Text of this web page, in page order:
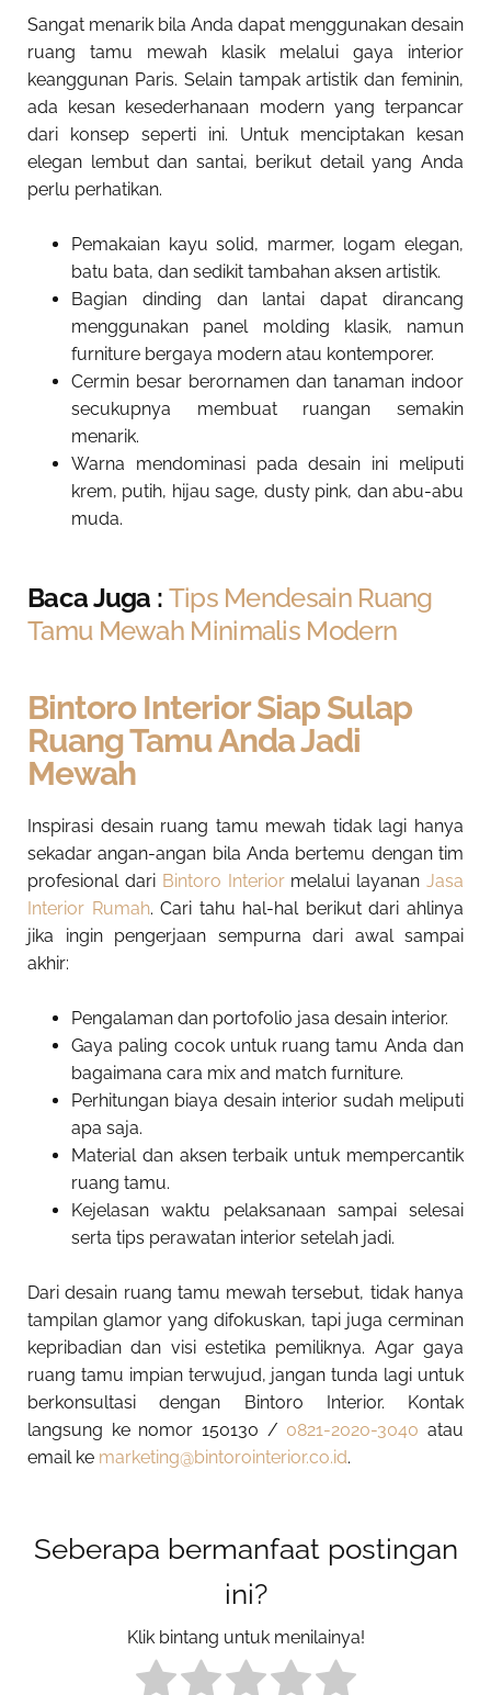
Sangat menarik bila Anda dapat menggunakan desain
ruang tamu mewah klasik melalui gaya interior
keanggunan Paris. Selain tampak artistik dan feminin,
ada kesan kesederhanaan modern yang terpancar
dari konsep seperti ini. Untuk menciptakan kesan
elegan lembut dan santai, berikut detail yang Anda
perlu perhatikan.
Pemakaian kayu solid, marmer, logam elegan,
batu bata, dan sedikit tambahan aksen artistik.
Bagian dinding dan lantai dapat dirancang
menggunakan panel molding klasik, namun
furniture bergaya modern atau kontemporer.
Cermin besar berornamen dan tanaman indoor
secukupnya membuat ruangan semakin
menarik.
Warna mendominasi pada desain ini meliputi
krem, putih, hijau sage, dusty pink, dan abu-abu
muda.
Baca Juga : Tips Mendesain Ruang
Tamu Mewah Minimalis Modern
Bintoro Interior Siap Sulap
Ruang Tamu Anda Jadi
Mewah
Inspirasi desain ruang tamu mewah tidak lagi hanya
sekadar angan-angan bila Anda bertemu dengan tim
profesional dari Bintoro Interiormelalui layananJasa
Interior Rumah. Cari tahu hal-hal berikut dari ahlinya
jika ingin pengerjaan sempurna dari awal sampai
akhir:
Pengalaman dan portofolio jasa desain interior.
Gaya paling cocok untuk ruang tamu Anda dan
bagaimana cara mix and match furniture.
Perhitungan biaya desain interior sudah meliputi
apa saja.
Material dan aksen terbaik untuk mempercantik
ruang tamu.
Kejelasan waktu pelaksanaan sampai selesai
serta tips perawatan interior setelah jadi.
Daridesain ruang tamu mewah tersebut, tidak hanya
tampilan glamor yang difokuskan, tapi juga cerminan
kepribadian dan visi estetika pemiliknya. Agar gaya
ruang tamu impian terwujud, jangan tunda lagi untuk
berkonsultasi dengan Bintoro Interior. Kontak
langsung ke nomor 150130 / 0821-2020-3040 atau
email ke marketing@bintorointerior.co.id.
Seberapa bermanfaat postingan
ini?
Klik bintang untuk menilainya!